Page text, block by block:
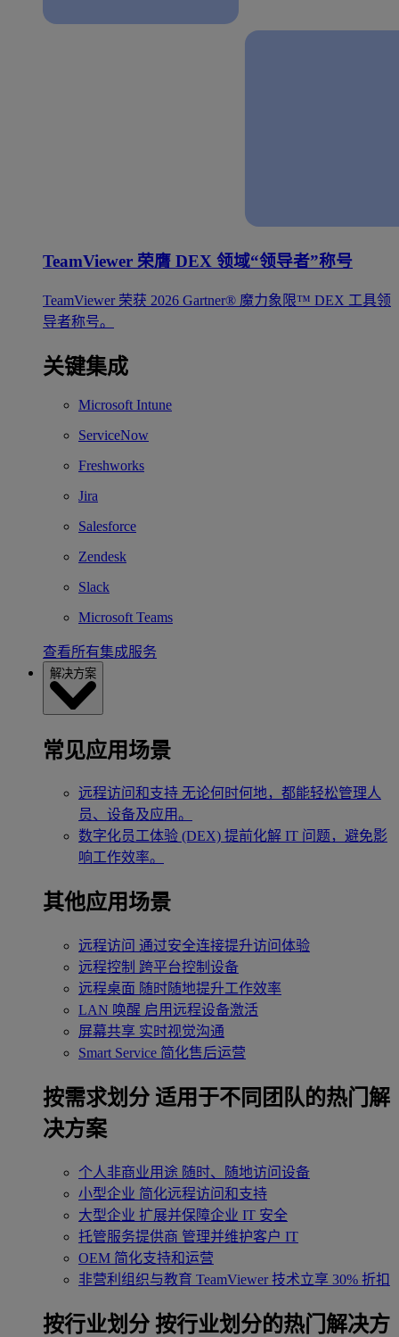
TeamViewer 荣膺 DEX 领域“领导者”称号
TeamViewer 荣获 2026 Gartner® 魔力象限™ DEX 工具领
导者称号。
关键集成
Microsoft Intune
ServiceNow
Freshworks
Jira
Salesforce
Zendesk
Slack
Microsoft Teams
查看所有集成服务
解决方案
常见应用场景
远程访问和支持 无论何时何地，都能轻松管理人
员、设备及应用。
数字化员工体验 (DEX) 提前化解 IT 问题，避免影
响工作效率。
其他应用场景
远程访问 通过安全连接提升访问体验
远程控制 跨平台控制设备
远程桌面 随时随地提升工作效率
LAN 唤醒 启用远程设备激活
屏幕共享 实时视觉沟通
Smart Service 简化售后运营
按需求划分 适用于不同团队的热门解
决方案
个人非商业用途 随时、随地访问设备
小型企业 简化远程访问和支持
大型企业 扩展并保障企业 IT 安全
托管服务提供商 管理并维护客户 IT
OEM 简化支持和运营
非营利组织与教育 TeamViewer 技术立享 30% 折扣
‌按行业划分 按行业划分的热门解决方